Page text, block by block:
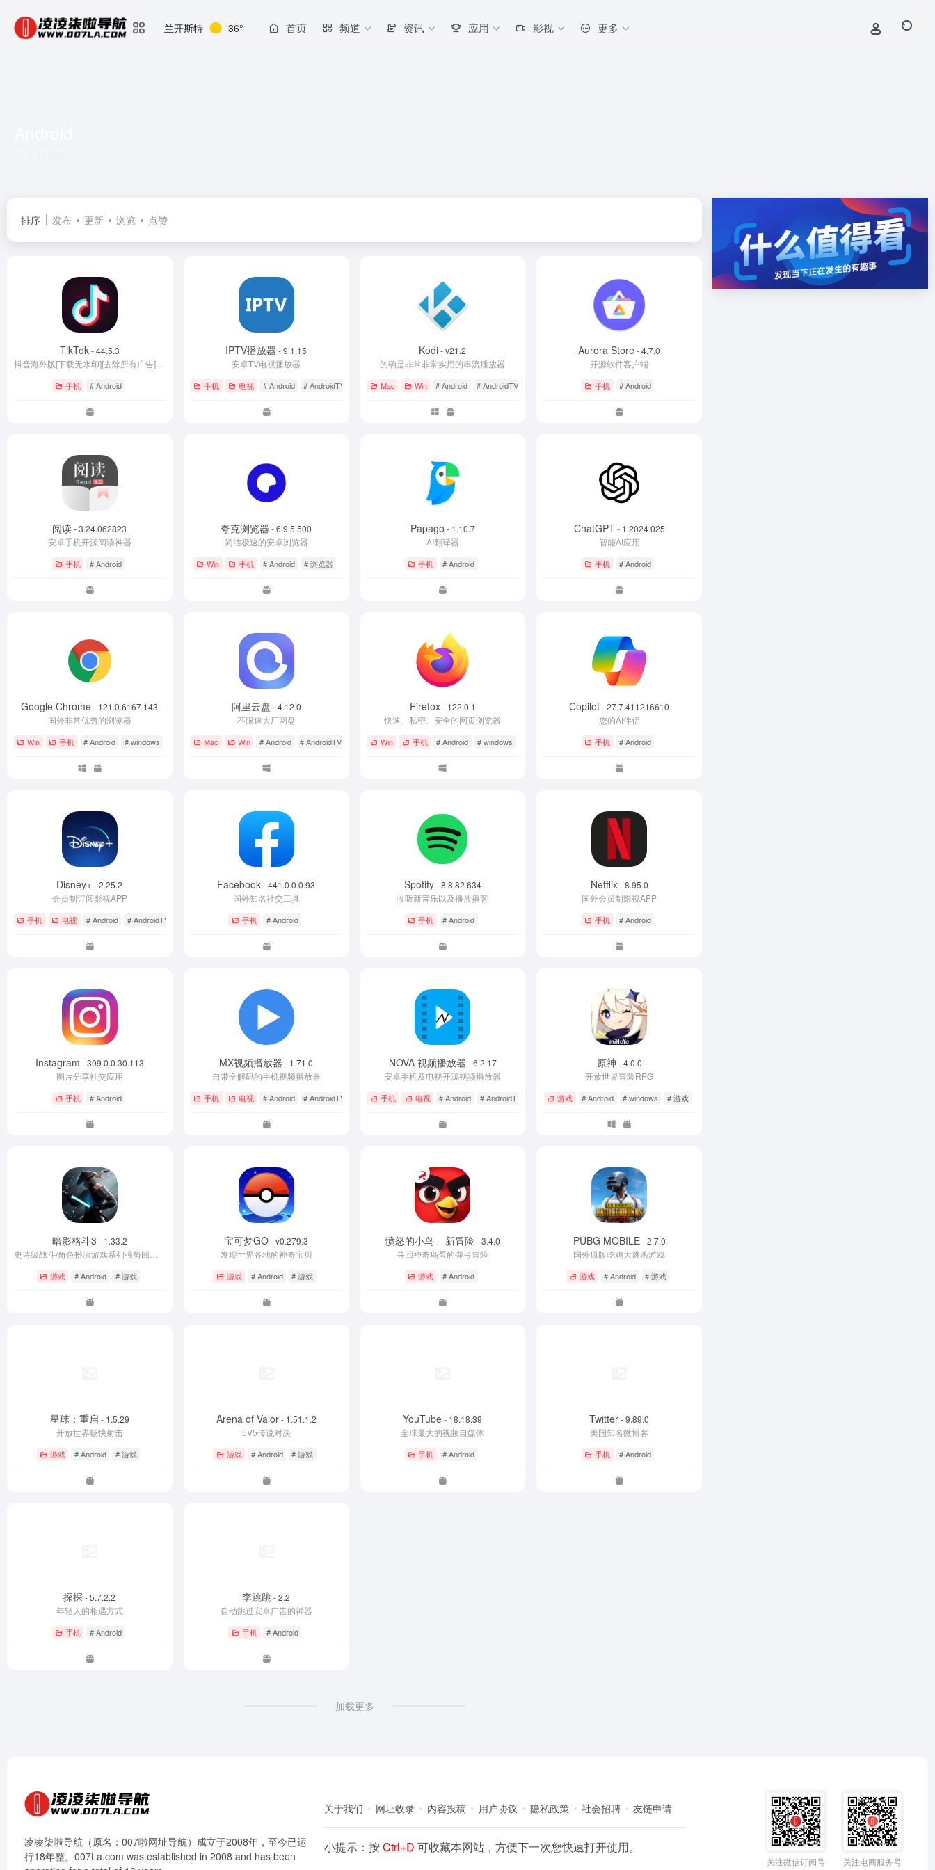
兰开斯特 36° 首页 频道 资讯 应用 影视 更多
排序 发布 更新 浏览 点赞
TikTok- 44.5.3
手机 # Android
IPTV播放器 - 9.1.15
安卓TV电视播放器
手机 电视 # Android # AndroidTV
Kodi- v21.2
的确是非常非常实用的串流播放器
Mac Win # Android # AndroidTV
Aurora Store- 4.7.0
开源软件客户端
手机 # Android
阅读- 3.24.062823
安卓手机开源阅读神器
手机 # Android
夸克浏览器 - 6.9.5.500
简洁极速的安卓浏览器
Win 手机 # Android # 浏览器
Papago - 1.10.7
AI翻译器
手机 # Android
ChatGPT- 1.2024.025
智能AI应用
手机 # Android
Google Chrome- 121.0.6167.143
国外非常优秀的浏览器
Win 手机 # Android # windows # 浏览器
阿里云盘 - 4.12.0
不限速大厂网盘
Mac Win # Android # AndroidTV # MAC OS
Firefox- 122.0.1
快速、私密、安全的网页浏览器
Win 手机 # Android # windows
Copilot- 27.7.411216610
您的AI伴侣
手机 # Android
Disney+- 2.25.2
会员制订阅影视APP
手机 电视 # Android # AndroidTV
Facebook- 441.0.0.0.93
国外知名社交工具
手机 # Android
Spotify- 8.8.82.634
收听新音乐以及播放播客
手机 # Android
Netflix- 8.95.0
国外会员制影视APP
手机 # Android
Instagram - 309.0.0.30.113
图片分享社交应用
手机 # Android
MX视频播放器 - 1.71.0
自带全解码的手机视频播放器
手机 电视 # Android # AndroidTV # 开心版
NOVA 视频播放器 - 6.2.17
安卓手机及电视开源视频播放器
手机 电视 # Android # AndroidTV
原神 - 4.0.0
开放世界冒险RPG
游戏 # Android # windows # 游戏
暗影格斗3 - 1.33.2
游戏 # Android # 游戏
宝可梦GO- v0.279.3
发现世界各地的神奇宝贝
游戏 # Android # 游戏
愤怒的小鸟 – 新冒险- 3.4.0
寻回神奇鸟蛋的弹弓冒险
游戏 # Android
PUBG MOBILE- 2.7.0
国外原版吃鸡大逃杀游戏
游戏 # Android # 游戏
星球：重启 - 1.5.29
开放世界畅快射击
游戏 # Android # 游戏
Arena of Valor- 1.51.1.2
5V5传说对决
游戏 # Android # 游戏
YouTube- 18.18.39
全球最大的视频自媒体
手机 # Android
Twitter- 9.89.0
美国知名微博客
手机 # Android
探探 - 5.7.2.2
年轻人的相遇方式
手机 # Android
李跳跳- 2.2
自动跳过安卓广告的神器
手机 # Android
加载更多
凌凌柒啦导航（原名：007啦网址导航）成立于2008年，至今已运
行18年整。007La.com was established in 2008 and has been
关于我们 网址收录 内容投稿 用户协议 隐私政策 社会招聘 友链申请
小提示：按Ctrl+D可收藏本网站，方便下一次您快速打开使用。
关注微信订阅号 关注电商服务号